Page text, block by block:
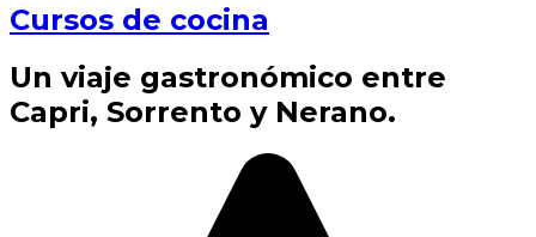
Cursos de cocina
Un viaje gastronómico entre
Capri, Sorrento y Nerano.